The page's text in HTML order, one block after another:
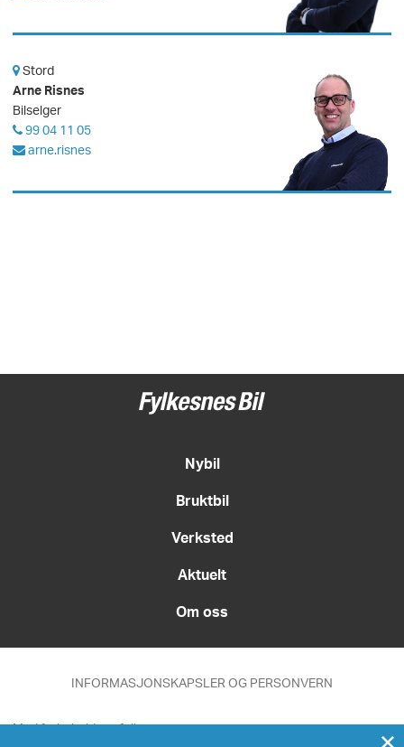
Stord
Arne Risnes
Bilselger
99 04 11 05
arne.risnes
Nybil
Bruktbil
Verksted
Aktuelt
Om oss
INFORMASJONSKAPSLER OG PERSONVERN
Med forbehold om feil